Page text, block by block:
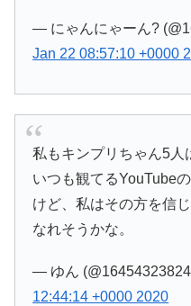
— にゃんにゃーん?
Jan 22 08:57:10 +0000
私もキンプリちゃん5人
いつも観てるYouTube
けど、私はその方を信
なれそうかな。
— ゆん
12:44:14 +0000 2020